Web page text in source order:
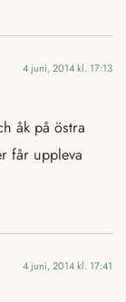
4 juni, 2014 kl. 17:13
åk på östra
får uppleva
4 juni, 2014 kl. 17:41